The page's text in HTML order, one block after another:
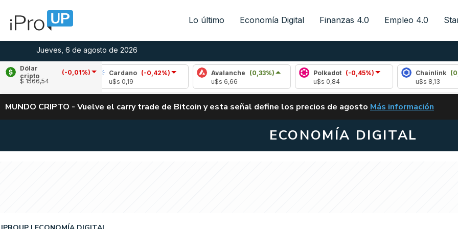
Lo último Economía Digital Finanzas 4.0 Empleo 4.0
Jueves, 6 de agosto de 2026
Dólar
cripto
(-0,01%)
$ 1566,54
Cardano
(-0,42%)
Avalanche (0,33%)
Polkadot
(-0,45%)
Chainlink (0,10%)
ALERTA
MUNDO CRIPTO - Vuelve el carry trade de Bitcoin y esta señal define los precios de agosto VUELVE EL CARRY
Más información
ECONOMÍA DIGITAL